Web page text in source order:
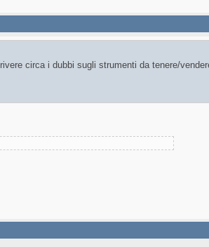
circa i dubbi sugli strumenti da tenere/